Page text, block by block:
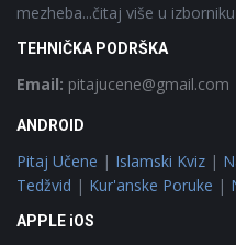
mezheba...čitaj više u
TEHNIČKA PODRŠKA
Email: pitajucene@gmail.com
ANDROID
Pitaj Učene | Islamski Kviz |
Tedžvid | Kur'anske Poruke |
APPLE iOS